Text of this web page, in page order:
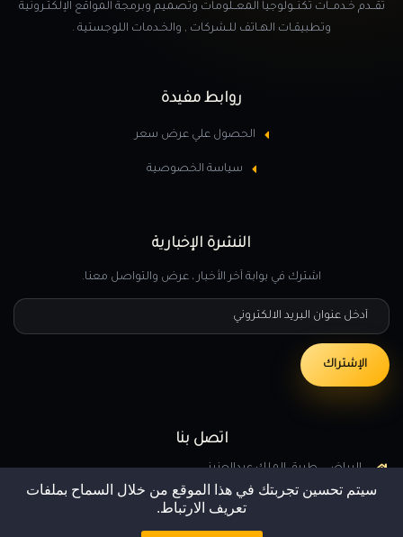
تقــدم خـدمــات تكنــولوجيا المعــلومات وتصميم وبرمجة المواقع الإلكتـرونية
وتطبيقـات الهـاتف للـشركات , والخـدمات اللوجستية .
روابط مفيدة
الحصول علي عرض سعر
سياسة الخصوصية
النشرة الإخبارية
اشترك في بوابة آخر الأخبار ، عرض والتواصل معنا.
أدخل عنوان البريد الالكتروني
الإشتراك
اتصل بنا
الرياض , طريق الملك عبدالعزيز
0509095816
سيتم تحسين تجربتك في هذا الموقع من خلال السماح بملفات
تعريف الارتباط.